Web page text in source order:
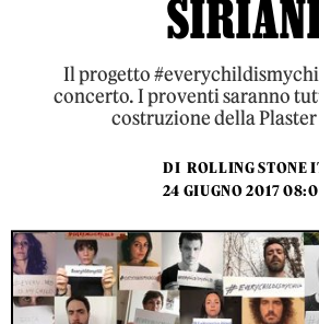
Il progetto
concerto. I proventi saranno
costruzione della
DI ROLLING STONE
24 GIUGNO 2017